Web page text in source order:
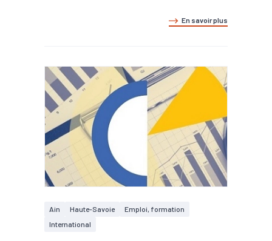
En savoir plus
Ain Haute-Savoie
Emploi, formation
International